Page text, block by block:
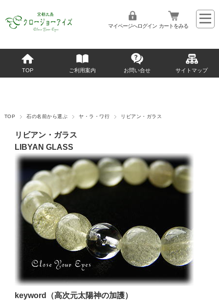
マイページへログイン カートをみる
TOP ご利用案内 お問い合せ サイトマップ
TOP 石の名前から選ぶ ヤ・ラ・ワ行 リビアン・ガラス
リビアン・ガラス
LIBYAN GLASS
keyword（高次元太陽神の加護）